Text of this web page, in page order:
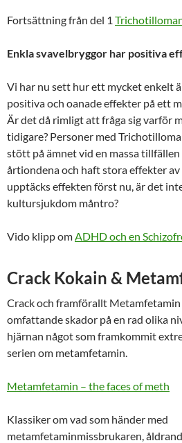
Fortsättning från del 1
Enkla svavelbryggor har positiva
Vi har nu sett hur ett mycket enkelt
positiva och oanade effekter på ett
Är det då rimligt att fråga sig varför
tidigare? Personer med
stött på ämnet vid en massa
årtiondena och haft stora effekter av
upptäcks effekten först nu, är det
kultursjukdom måntro?
Vido klipp omADHD och en
Crack Kokain &
Crack och framförallt
omfattande skador på en rad olika
hjärnan något som framkommit
serien om metamfetamin.
Metamfetamin – the faces of meth
Klassiker om vad som händer med
metamfetaminmissbrukaren,